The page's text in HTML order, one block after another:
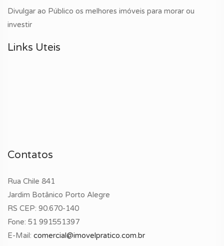
Divulgar ao Público os melhores imóveis para morar ou
investir
Links Uteis
Contatos
Rua Chile 841
Jardim Botânico Porto Alegre
RS CEP: 90.670-140
Fone: 51 991551397
E-Mail: comercial@imovelpratico.com.br